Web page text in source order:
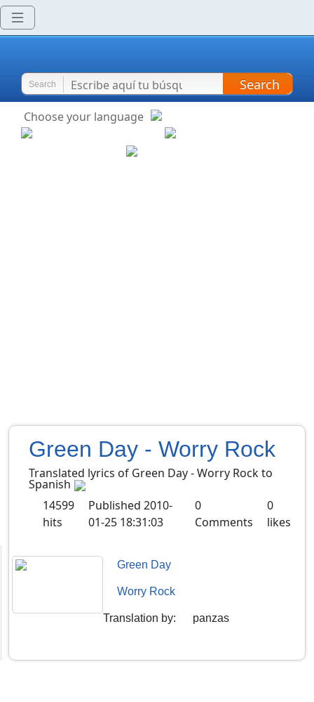
Search Search
Choose your language
Green Day - Worry Rock
Translated lyrics of Green Day - Worry Rock to
Spanish
14599
hits
Published 2010-
01-25 18:31:03
0
Comments
0
likes
Green Day
Worry Rock
Translation by: panzas